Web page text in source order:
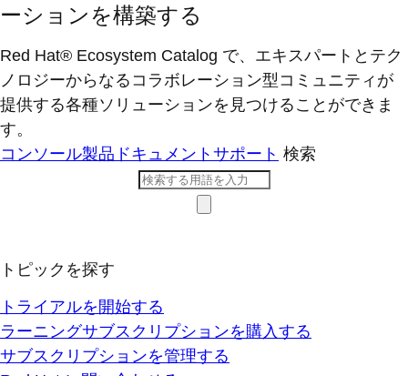
ーションを構築する
Red Hat® Ecosystem Catalog で、エキスパートとテク
ノロジーからなるコラボレーション型コミ​ュニティが
提供する各種ソリューションを見つけることができま
す。
コンソール製品ドキュメント サポート 検索
トピックを探す
トライアルを開始する
ラーニングサブスクリプションを購入する
サブスクリプションを管理する